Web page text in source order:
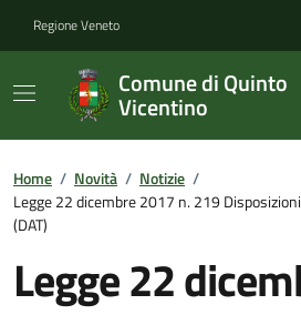
Regione Veneto
Comune di Quinto
Vicentino
Home / Novità / Notizie /
Legge 22 dicembre 2017 n. 219
(DAT)
Legge 22